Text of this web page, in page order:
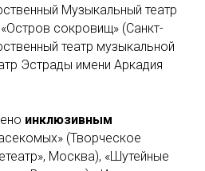
Музыкальный театр
сокровищ» (Санкт-
театр музыкальной
Эстрады имени Аркадия
инклюзивным
(Творческое
Москва), «Шутейные